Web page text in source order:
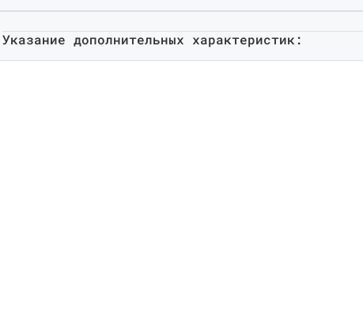
Указание дополнительных характеристик: